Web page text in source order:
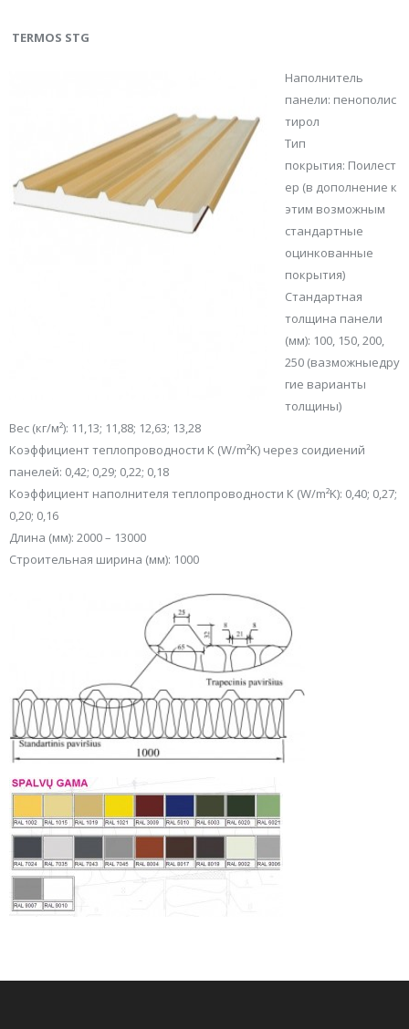
TERMOS STG
Наполнитель
панели: пенополис
тирол
Тип
покрытия: Поилест
ер (в дополнение к
этим возможным
стандартные
оцинкованные
покрытия)
Стандартная
толщина панели
(мм): 100, 150, 200,
250 (вазможныедру
гие варианты
толщины)
Вес (кг/м²): 11,13; 11,88; 12,63; 13,28
Коэффициент теплопроводности К (W/m²K) через соидиений
панелей: 0,42; 0,29; 0,22; 0,18
Коэффициент наполнителя теплопроводности К (W/m²K): 0,40; 0,27;
0,20; 0,16
Длина (мм): 2000 – 13000
Строительная ширина (мм): 1000